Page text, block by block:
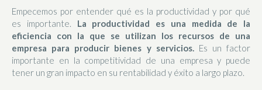
Empecemos por entender qué es la productividad y por qué
es importante. La productividad es una medida de la
eficiencia con la que se utilizan los recursos de una
empresa para producir bienes y servicios. Es un factor
importante en la competitividad de una empresa y puede
tener un gran impacto en su rentabilidad y éxito a largo plazo.